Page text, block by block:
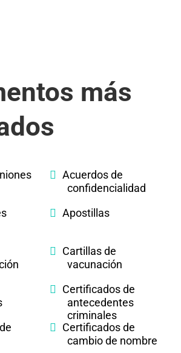
más
Acuerdos de
confidencialidad
Apostillas
Cartillas de
vacunación
Certificados de
antecedentes
criminales
Certificados de
cambio de nombre